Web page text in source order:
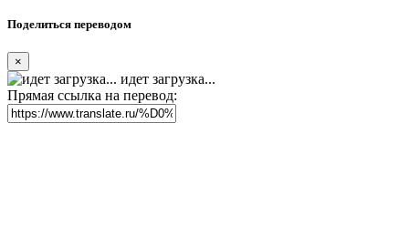
Поделиться переводом
×
идет загрузка...
Прямая ссылка на перевод: